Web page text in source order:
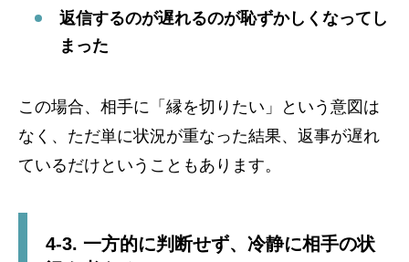
返信するのが遅れるのが恥ずかしくなってし
まった
この場合、相手に「縁を切りたい」という意図は
なく、ただ単に状況が重なった結果、返事が遅れ
ているだけということもあります。
4-3. 一方的に判断せず、冷静に相手の状